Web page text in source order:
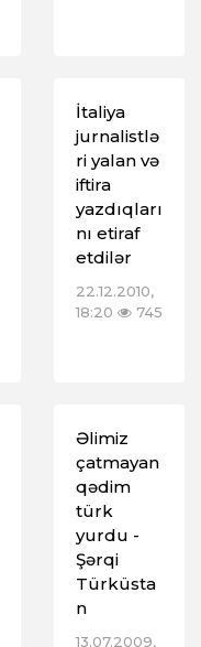
İtaliya
jurnalistlə
ri yalan və
iftira
yazdıqları
nı etiraf
etdilər
22.12.2010,
18:20
745
Əlimiz
çatmayan
qədim
türk
yurdu -
Şərqi
Türküsta
n
13.07.2009,